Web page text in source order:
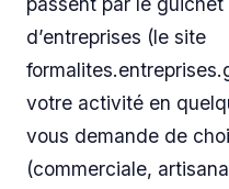
d’entreprises (le site
votre activité en
vous demande de
(commerciale,